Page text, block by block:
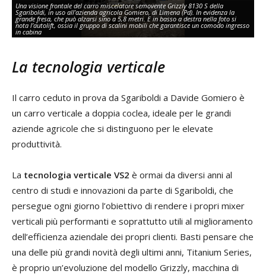
Una visione frontale del carro miscelatore semovente Grizzly 8130 S della
Sgariboldi, in uso all’azienda agricola Gomiero, di Limena (Pd). In evidenza la
grande fresa, che può alzarsi sino a 5,8 metri. E in basso a destra nella foto si
nota l’autolift, ossia il gruppo di scalini mobili che garantisce un comodo ingresso
in cabina
La tecnologia verticale
Il carro ceduto in prova da Sgariboldi a Davide Gomiero è
un carro verticale a doppia coclea, ideale per le grandi
aziende agricole che si distinguono per le elevate
produttività.
La tecnologia verticale VS2 è ormai da diversi anni al
centro di studi e innovazioni da parte di Sgariboldi, che
persegue ogni giorno l’obiettivo di rendere i propri mixer
verticali più performanti e soprattutto utili al miglioramento
dell’efficienza aziendale dei propri clienti. Basti pensare che
una delle più grandi novità degli ultimi anni, Titanium Series,
è proprio un’evoluzione del modello Grizzly, macchina di